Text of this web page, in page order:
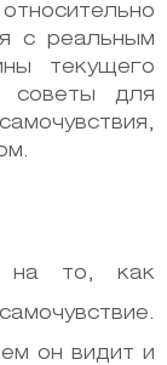
с реальным
текущего
советы для
на то, как
он видит и